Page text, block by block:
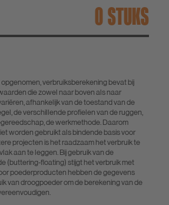
STUKS
verbruiksberekening bevat bij
die zowel naar boven als naar
afhankelijk van de toestand van de
de verschillende profielen van de ruggen,
de werkmethode. Daarom
worden gebruikt als bindende basis voor
projecten is het raadzaam het verbruik te
aan te leggen. Bij gebruik van de
(buttering-floating) stijgt het verbruik met
poederproducten hebben de gegevens
van droogpoeder om de berekening van de